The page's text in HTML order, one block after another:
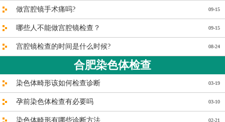
09-15
做宫腔镜手术痛吗?
09-15
哪些人不能做宫腔镜检查？
08-24
宫腔镜检查的时间是什么时候?
合肥染色体检查
03-19
染色体畸形该如何检查诊断
03-10
孕前染色体检查有必要吗
02-21
染色体畸形有哪些诊断方法